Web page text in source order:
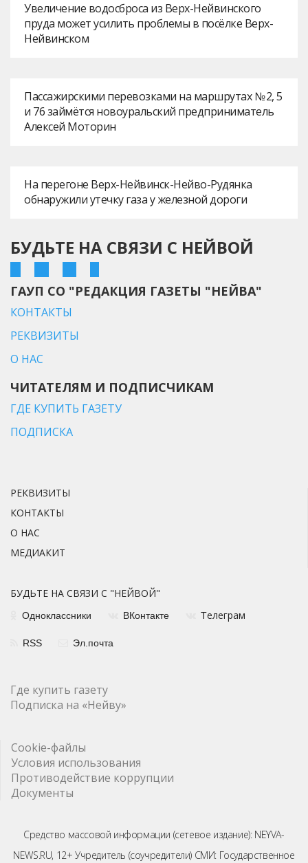
Увеличение водосброса из Верх-Нейвинского
пруда может усилить проблемы в посёлке Верх-
Нейвинском
Пассажирскими перевозками на маршрутах № 2, 5
и 76 займётся новоуральский предприниматель
Алексей Моторин
На перегоне Верх-Нейвинск-Нейво-Рудянка
обнаружили утечку газа у железной дороги
БУДЬТЕ НА СВЯЗИ С НЕЙВОЙ
ГАУП СО "РЕДАКЦИЯ ГАЗЕТЫ "НЕЙВА"
КОНТАКТЫ
РЕКВИЗИТЫ
О НАС
ЧИТАТЕЛЯМ И ПОДПИСЧИКАМ
ГДЕ КУПИТЬ ГАЗЕТУ
ПОДПИСКА
РЕКВИЗИТЫ
КОНТАКТЫ
О НАС
МЕДИАКИТ
БУДЬТЕ НА СВЯЗИ С "НЕЙВОЙ"
Одноклассники ВКонтакте Телеграм
RSS Эл.почта
Где купить газету
Подписка на «Нейву»
Cookie-файлы
Условия использования
Противодействие коррупции
Документы
Средство массовой информации (сетевое издание): NEYVA-
NEWS.RU, 12+ Учредитель (соучредители) СМИ: Государственное